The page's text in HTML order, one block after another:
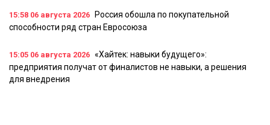
15:58 06 августа 2026
Россия обошла по покупательной
способности ряд стран Евросоюза
15:05 06 августа 2026 «Хайтек: навыки будущего»:
предприятия получат от финалистов не навыки, а решения
для внедрения